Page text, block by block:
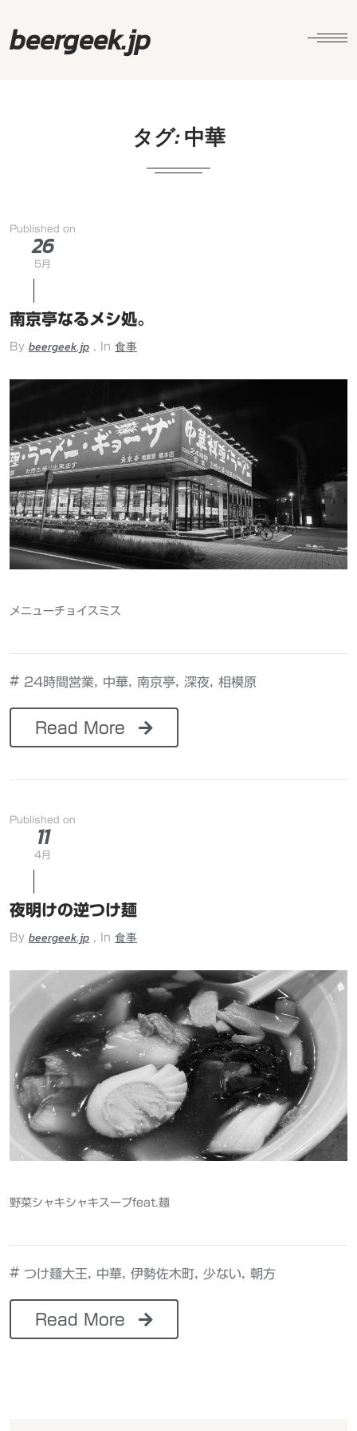
beergeek.jp
タグ:中華
Published on
26
5月
南京亭なるメシ処。
By beergeek.jp , In 食事
メニューチョイスミス
# 24時間営業 中華 南京亭 深夜 相模原
Read More
Published on
11
4月
夜明けの逆つけ麺
By beergeek.jp , In 食事
野菜シャキシャキスープfeat.麺
# つけ麺大王 中華 伊勢佐木町 少ない 朝方
Read More